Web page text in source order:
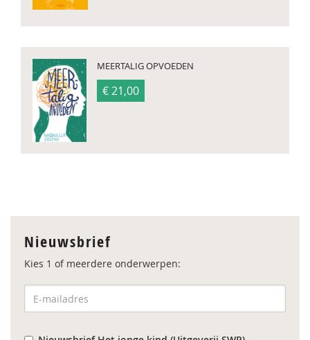
MEERTALIG OPVOEDEN
€ 21,00
Nieuwsbrief
Kies 1 of meerdere onderwerpen: